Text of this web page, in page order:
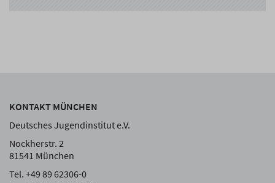
KONTAKT MÜNCHEN
Deutsches Jugendinstitut e.V.
Nockherstr. 2
81541 München
Tel. +49 89 62306-0